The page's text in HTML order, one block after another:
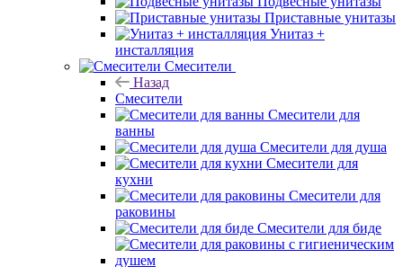
Приставные унитазы
Унитаз +
инсталляция
Смесители
Назад
Смесители
Смесители для
ванны
Смесители для душа
Смесители для
кухни
Смесители для
раковины
Смесители для биде